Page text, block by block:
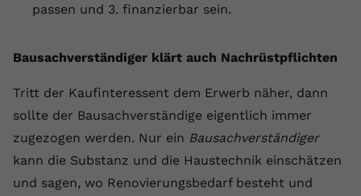
passen und 3. finanzierbar sein.
Bausachverständiger klärt auch Nachrüstpflichten
Tritt der Kaufinteressent dem Erwerb näher, dann
sollte der Bausachverständige eigentlich immer
zugezogen werden. Nur ein Bausachverständiger
kann die Substanz und die Haustechnik einschätzen
und sagen, wo Renovierungsbedarf besteht und